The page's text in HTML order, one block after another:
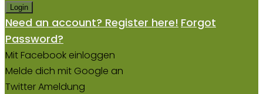
Login
Need an account? Register here! Forgot
Password?
Mit Facebook einloggen
Melde dich mit Google an
Twitter Ameldung